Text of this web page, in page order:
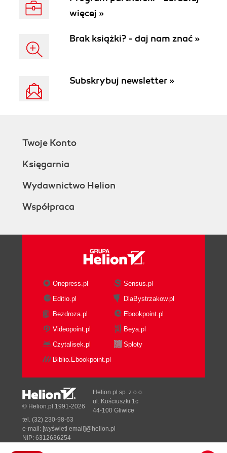
więcej »
Brak książki? - daj nam znać »
Subskrybuj newsletter »
Twoje Konto
Księgarnia
Wydawnictwo Helion
Współpraca
Onepress.pl
Sensus.pl
Editio.pl
DlaBystrzakow.pl
Bezdroza.pl
Ebookpoint.pl
Videopoint.pl
Beya.pl
Czytalisek.pl
Sploty
Biblio.Ebookpoint.pl
© Helion.pl 1991-2026
Helion.pl sp. z o.o.
ul. Kościuszki 1c
44-100 Gliwice
tel. (32) 230-98-63
e-mail: [wyświetl email]@helion.pl
NIP: 6312636254